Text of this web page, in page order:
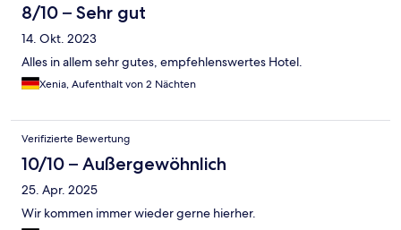
8/10 – Sehr gut
14. Okt. 2023
Alles in allem sehr gutes, empfehlenswertes Hotel.
Xenia, Aufenthalt von 2 Nächten
Verifizierte Bewertung
10/10 – Außergewöhnlich
25. Apr. 2025
Wir kommen immer wieder gerne hierher.